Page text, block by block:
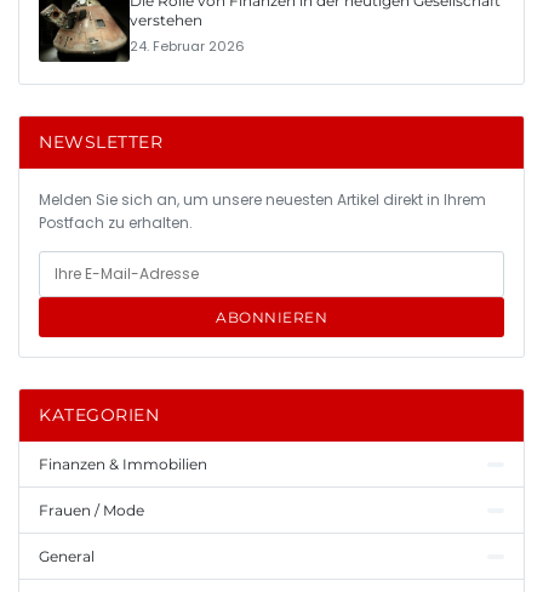
verstehen
24. Februar 2026
NEWSLETTER
Melden Sie sich an, um unsere neuesten Artikel direkt in Ihrem
Postfach zu erhalten.
ABONNIEREN
KATEGORIEN
Finanzen & Immobilien
Frauen / Mode
General